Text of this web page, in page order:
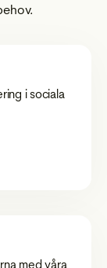
i sociala
med våra